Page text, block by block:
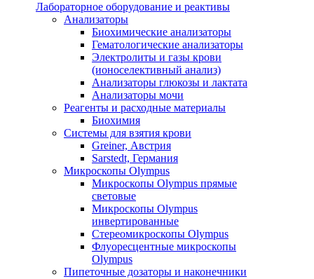
Лабораторное оборудование и реактивы
Анализаторы
Биохимические анализаторы
Гематологические анализаторы
Электролиты и газы крови
(ионоселективный анализ)
Анализаторы глюкозы и лактата
Анализаторы мочи
Реагенты и расходные материалы
Биохимия
Системы для взятия крови
Greiner, Австрия
Sarstedt, Германия
Микроскопы Olympus
Микроскопы Olympus прямые
световые
Микроскопы Olympus
инвертированные
Стереомикроскопы Olympus
Флуоресцентные микроскопы
Olympus
Пипеточные дозаторы и наконечники